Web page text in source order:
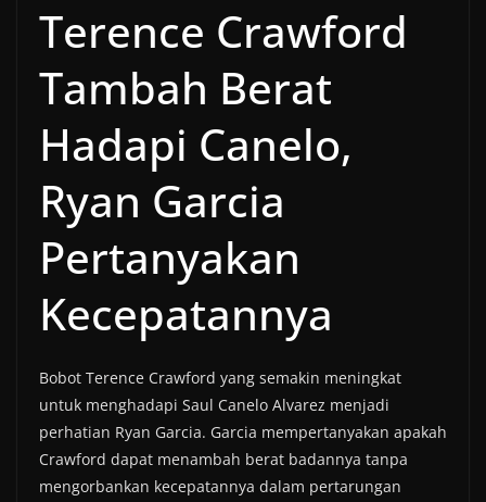
Terence Crawford
Tambah Berat
Hadapi Canelo,
Ryan Garcia
Pertanyakan
Kecepatannya
Bobot Terence Crawford yang semakin meningkat
untuk menghadapi Saul Canelo Alvarez menjadi
perhatian Ryan Garcia. Garcia mempertanyakan apakah
Crawford dapat menambah berat badannya tanpa
mengorbankan kecepatannya dalam pertarungan